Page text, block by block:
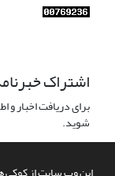
اشتراک
برای دریافت اخبار
شوید.